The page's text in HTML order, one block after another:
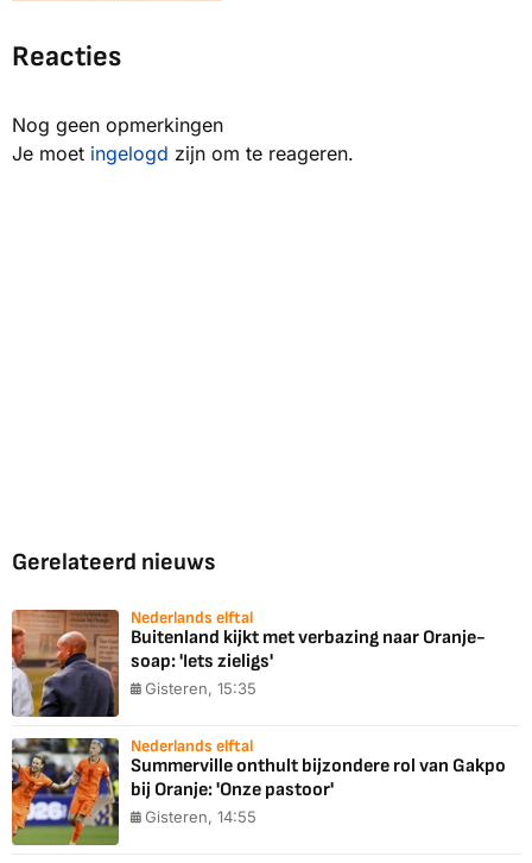
Reacties
Nog geen opmerkingen
Je moet ingelogd zijn om te reageren.
Gerelateerd nieuws
Nederlands elftal
Buitenland kijkt met verbazing naar Oranje-
soap: 'Iets zieligs'
Gisteren, 15:35
Nederlands elftal
Summerville onthult bijzondere rol van Gakpo
bij Oranje: 'Onze pastoor'
Gisteren, 14:55